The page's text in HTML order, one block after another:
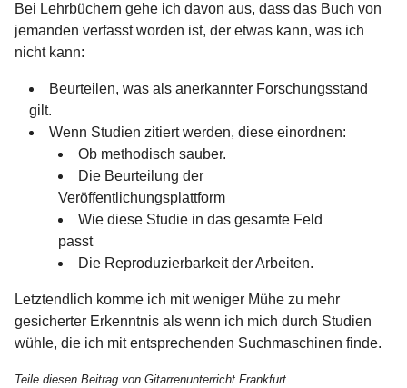
Bei Lehrbüchern gehe ich davon aus, dass das Buch von
jemanden verfasst worden ist, der etwas kann, was ich
nicht kann:
Beurteilen, was als anerkannter Forschungsstand
gilt.
Wenn Studien zitiert werden, diese einordnen:
Ob methodisch sauber.
Die Beurteilung der
Veröffentlichungsplattform
Wie diese Studie in das gesamte Feld
passt
Die Reproduzierbarkeit der Arbeiten.
Letztendlich komme ich mit weniger Mühe zu mehr
gesicherter Erkenntnis als wenn ich mich durch Studien
wühle, die ich mit entsprechenden Suchmaschinen finde.
Teile diesen Beitrag von Gitarrenunterricht Frankfurt